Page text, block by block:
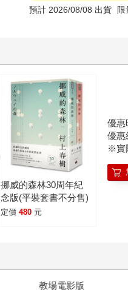
預計 2026/08/08 出貨
挪威的森林30周年紀
念版(平裝套書不分售)
定價 480 元
優惠
優惠
※實
十字殺手【艾